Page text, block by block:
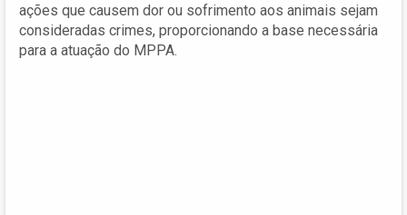
ações que causem dor ou sofrimento aos animais sejam
consideradas crimes, proporcionando a base necessária
para a atuação do MPPA.